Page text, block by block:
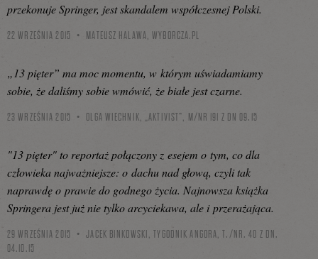
przekonuje Springer, jest skandalem współczesnej Polski.
22 WRZEŚNIA 2015 MATEUSZ HALAWA,WYBORCZA.PL
„13 pięter” ma moc momentu, w którym uświadamiamy
sobie, że daliśmy sobie wmówić, że białe jest czarne.
23 WRZEŚNIA 2015 OLGA WIECHNIK, „AKTIVIST”, M/NR 191 Z DN 09.15
"13 pięter" to reportaż połączony z esejem o tym, co dla
człowieka najważniejsze: o dachu nad głową, czyli tak
naprawdę o prawie do godnego życia. Najnowsza książka
Springera jest już nie tylko arcyciekawa, ale i przerażająca.
29 WRZEŚNIA 2015
JACEK BINKOWSKI, TYGODNIK ANGORA, T./NR. 40 Z DN.
04.10.15